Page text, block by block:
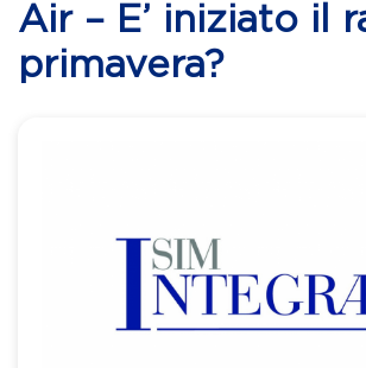
Air – E’ iniziato il
primavera?